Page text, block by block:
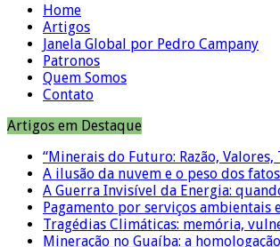
Home
Artigos
Janela Global por Pedro Campany
Patronos
Quem Somos
Contato
Artigos em Destaque
“Minerais do Futuro: Razão,
A ilusão da nuvem e o peso dos
A Guerra Invisível da Energia:
Pagamento por serviços ambientais
Tragédias Climáticas: memória,
Mineração no Guaíba: a